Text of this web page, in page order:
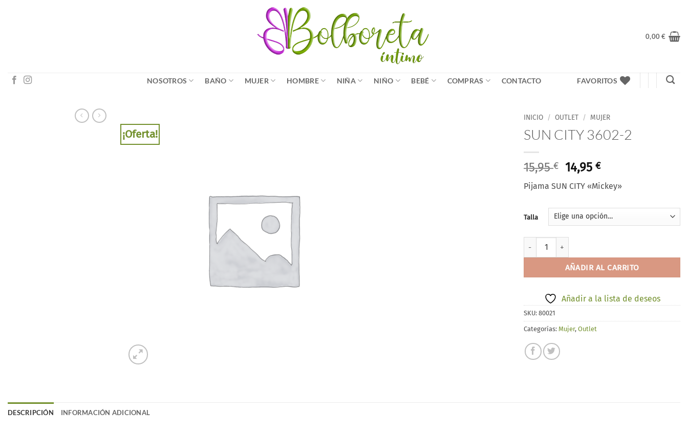
0,00€
NOSOTROS BAÑO MUJER HOMBRE NIÑA NIÑO BEBÉ COMPRAS CONTACTO FAVORITOS
¡Oferta!
INICIO / OUTLET / MUJER
SUN CITY 3602-2
15,95€ El
precio
original
15,95 €.
14,95€El
precio
actual
14,95 €.
Pijama SUN CITY «Mickey»
Talla
SUN CITY 3602-2 cantidad
AÑADIR AL CARRITO
Añadir a la lista de deseos
SKU: 80021
Categorías: Mujer, Outlet
DESCRIPCIÓN INFORMACIÓN ADICIONAL